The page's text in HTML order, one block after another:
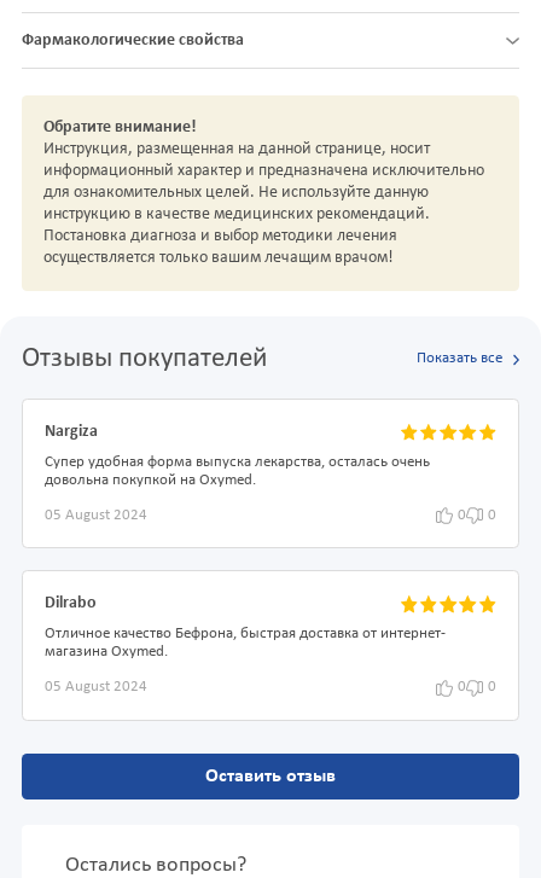
Фармакологические свойства
Обратите внимание!
Инструкция, размещенная на данной странице, носит
информационный характер и предназначена исключительно
для ознакомительных целей. Не используйте данную
инструкцию в качестве медицинских рекомендаций.
Постановка диагноза и выбор методики лечения
осуществляется только вашим лечащим врачом!
Отзывы покупателей Показать все
Nargiza
Супер удобная форма выпуска лекарства, осталась очень
довольна покупкой на Oxymed.
05 August 2024 0 0
Dilrabo
Отличное качество Бефрона, быстрая доставка от интернет-
магазина Oxymed.
05 August 2024 0 0
Оставить отзыв
Остались вопросы?